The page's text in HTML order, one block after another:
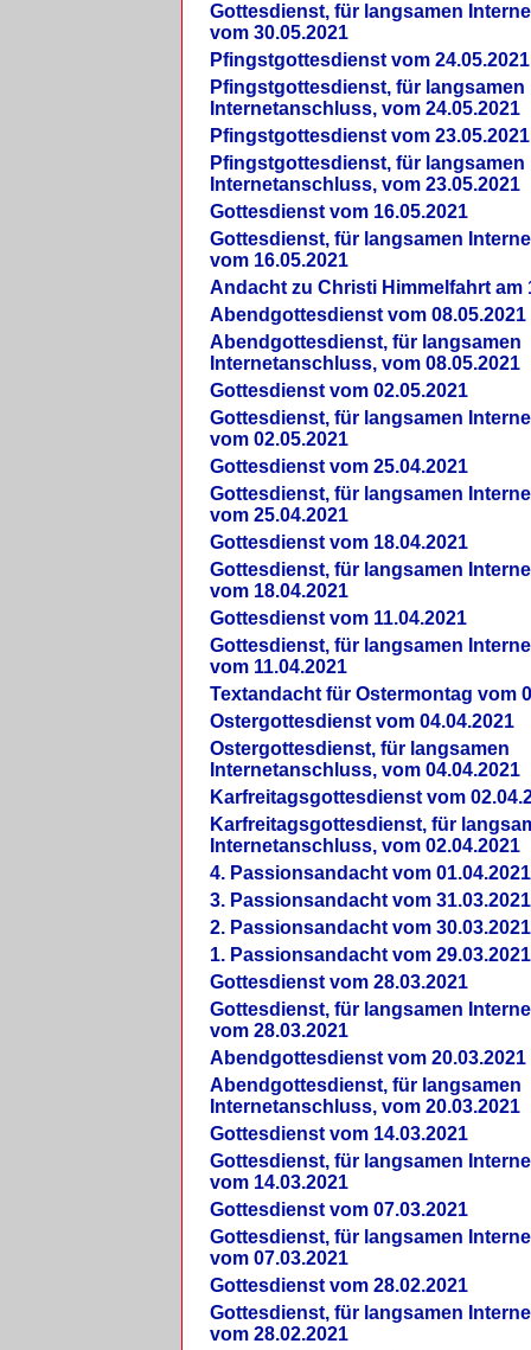
Gottesdienst, für langsamen
vom 30.05.2021
Pfingstgottesdienst vom 24.05.2021
Pfingstgottesdienst, für langsamen
Internetanschluss, vom 24.05.2021
Pfingstgottesdienst vom 23.05.2021
Pfingstgottesdienst, für langsamen
Internetanschluss, vom 23.05.2021
Gottesdienst vom 16.05.2021
Gottesdienst, für langsamen
vom 16.05.2021
Andacht zu Christi Himmelfahrt am
Abendgottesdienst vom 08.05.2021
Abendgottesdienst, für langsamen
Internetanschluss, vom 08.05.2021
Gottesdienst vom 02.05.2021
Gottesdienst, für langsamen
vom 02.05.2021
Gottesdienst vom 25.04.2021
Gottesdienst, für langsamen
vom 25.04.2021
Gottesdienst vom 18.04.2021
Gottesdienst, für langsamen
vom 18.04.2021
Gottesdienst vom 11.04.2021
Gottesdienst, für langsamen
vom 11.04.2021
Textandacht für Ostermontag vom
Ostergottesdienst vom 04.04.2021
Ostergottesdienst, für langsamen
Internetanschluss, vom 04.04.2021
Karfreitagsgottesdienst vom
Karfreitagsgottesdienst, für
Internetanschluss, vom 02.04.2021
4. Passionsandacht vom 01.04.2021
3. Passionsandacht vom 31.03.2021
2. Passionsandacht vom 30.03.2021
1. Passionsandacht vom 29.03.2021
Gottesdienst vom 28.03.2021
Gottesdienst, für langsamen
vom 28.03.2021
Abendgottesdienst vom 20.03.2021
Abendgottesdienst, für langsamen
Internetanschluss, vom 20.03.2021
Gottesdienst vom 14.03.2021
Gottesdienst, für langsamen
vom 14.03.2021
Gottesdienst vom 07.03.2021
Gottesdienst, für langsamen
vom 07.03.2021
Gottesdienst vom 28.02.2021
Gottesdienst, für langsamen
vom 28.02.2021